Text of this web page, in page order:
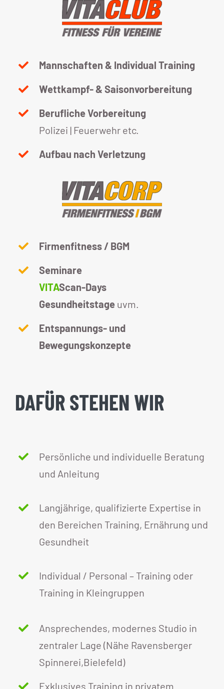
Mannschaften & Individual Training
Wettkampf- & Saisonvorbereitung
Berufliche Vorbereitung
Polizei | Feuerwehr etc.
Aufbau nach Verletzung
Firmenfitness / BGM
Seminare
VITAScan-Days
Gesundheitstageuvm.
Entspannungs- und
Bewegungskonzepte
DAFÜR STEHEN WIR
Persönliche und individuelle Beratung
und Anleitung
Langjährige, qualifizierte Expertise in
den Bereichen Training, Ernährung und
Gesundheit
Individual / Personal – Training oder
Training in Kleingruppen
Ansprechendes, modernes Studio in
zentraler Lage (Nähe Ravensberger
Spinnerei,Bielefeld)
Exklusives Training in privatem